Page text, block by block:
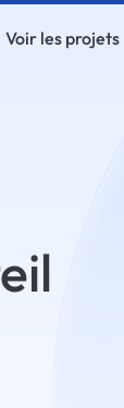
Voir les projets